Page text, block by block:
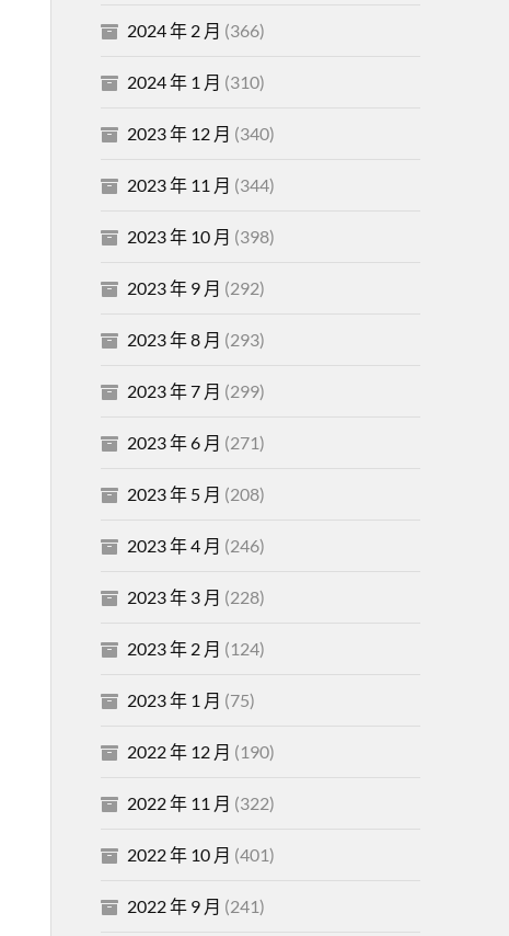
2024 年 2 月 (366)
2024 年 1 月 (310)
2023 年 12 月 (340)
2023 年 11 月 (344)
2023 年 10 月 (398)
2023 年 9 月 (292)
2023 年 8 月 (293)
2023 年 7 月 (299)
2023 年 6 月 (271)
2023 年 5 月 (208)
2023 年 4 月 (246)
2023 年 3 月 (228)
2023 年 2 月 (124)
2023 年 1 月 (75)
2022 年 12 月 (190)
2022 年 11 月 (322)
2022 年 10 月 (401)
2022 年 9 月 (241)